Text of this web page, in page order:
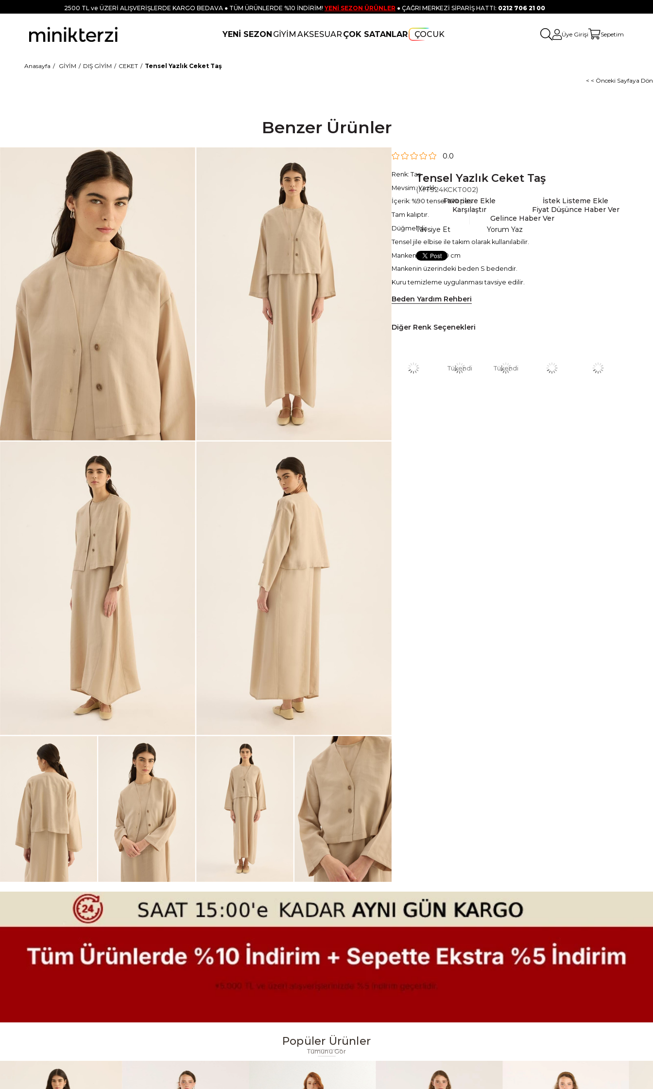
2500 TL ve ÜZERİ ALIŞVERİŞLERDE KARGO BEDAVA ● TÜM ÜRÜNLERDE %10 İNDİRİM! YENİ SEZON ÜRÜNLER ● ÇAĞRI MERKEZİ SİPARİŞ HATTI: 0212 706 21 00
YENİ SEZON GİYİM AKSESUAR ÇOK SATANLAR ÇOCUK Üye Girişi Sepetim
Anasayfa GİYİM DIŞ GİYİM CEKET
Tensel Yazlık Ceket Taş
< < Önceki Sayfaya Dön
Benzer Ürünler
Tensel Yazlık Ceket Taş
(MTS24KCKT002)
0.0
Renk: Taş
Mevsim: Yazlık
İçerik: %90 tensel %10 pes
Tam kalıptır.
Düğmelidir.
Tensel jile elbise ile takım olarak kullanılabilir.
Manken boyu: 1.80 cm
Mankenin üzerindeki beden S bedendir.
Kuru temizleme uygulanması tavsiye edilir.
Beden Yardım Rehberi
Diğer Renk Seçenekleri
Tükendi Tükendi
Favorilere Ekle
İstek Listeme Ekle
Karşılaştır
Fiyat Düşünce Haber Ver
Gelince Haber Ver
Tavsiye Et
Yorum Yaz
Popüler Ürünler
Tümünü Gör